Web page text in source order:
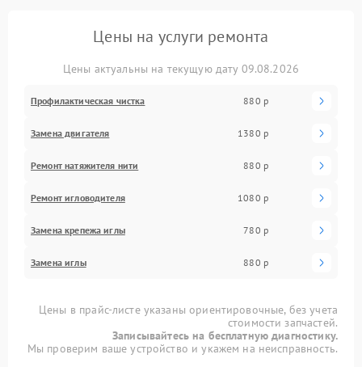
Цены на услуги ремонта
Цены актуальны на текущую дату 09.08.2026
Профилактическая чистка 880 р
Замена двигателя 1380 р
Ремонт натяжителя нити 880 р
Ремонт игловодителя 1080 р
Замена крепежа иглы 780 р
Замена иглы 880 р
Цены в прайс-листе указаны ориентировочные, без учета
стоимости запчастей.
Записывайтесь на бесплатную диагностику.
Мы проверим ваше устройство и укажем на неисправность.